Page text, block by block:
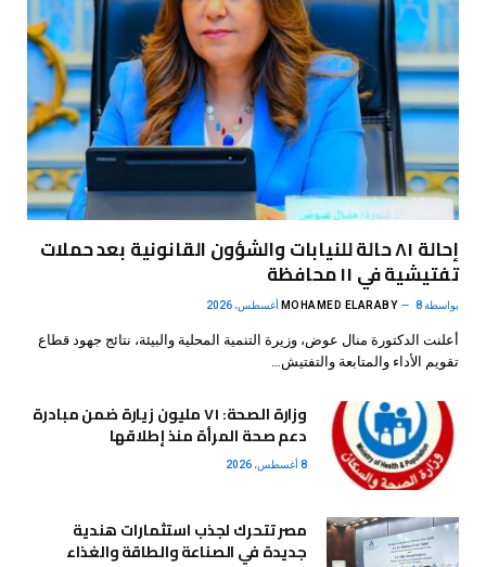
إحالة ٨١ حالة للنيابات والشؤون القانونية بعد حملات
تفتيشية في ١١ محافظة
بواسطة MOHAMED ELARABY 8 أغسطس، 2026
أعلنت الدكتورة منال عوض، وزيرة التنمية المحلية والبيئة، نتائج جهود قطاع
تقويم الأداء والمتابعة والتفتيش…
وزارة الصحة: ٧١ مليون زيارة ضمن مبادرة
دعم صحة المرأة منذ إطلاقها
8 أغسطس، 2026
مصر تتحرك لجذب استثمارات هندية
جديدة في الصناعة والطاقة والغذاء